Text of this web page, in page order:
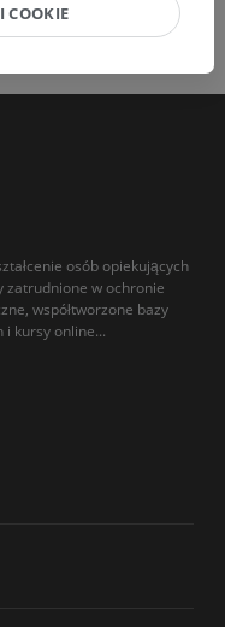
osób opiekujących
zatrudnione w ochronie
współtworzone bazy
i kursy online...
COOKIE